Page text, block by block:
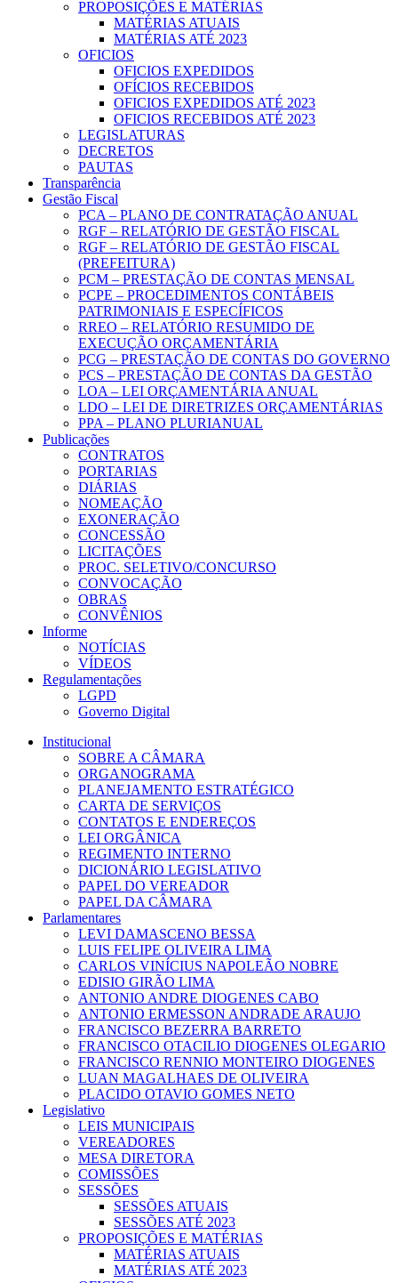
PROPOSIÇÕES E MATÉRIAS
MATÉRIAS ATUAIS
MATÉRIAS ATÉ 2023
OFICIOS
OFICIOS EXPEDIDOS
OFÍCIOS RECEBIDOS
OFICIOS EXPEDIDOS ATÉ 2023
OFICIOS RECEBIDOS ATÉ 2023
LEGISLATURAS
DECRETOS
PAUTAS
Transparência
Gestão Fiscal
PCA – PLANO DE CONTRATAÇÃO ANUAL
RGF – RELATÓRIO DE GESTÃO FISCAL
RGF – RELATÓRIO DE GESTÃO FISCAL
(PREFEITURA)
PCM – PRESTAÇÃO DE CONTAS MENSAL
PCPE – PROCEDIMENTOS CONTÁBEIS
PATRIMONIAIS E ESPECÍFICOS
RREO – RELATÓRIO RESUMIDO DE
EXECUÇÃO ORÇAMENTÁRIA
PCG – PRESTAÇÃO DE CONTAS DO GOVERNO
PCS – PRESTAÇÃO DE CONTAS DA GESTÃO
LOA – LEI ORÇAMENTÁRIA ANUAL
LDO – LEI DE DIRETRIZES ORÇAMENTÁRIAS
PPA – PLANO PLURIANUAL
Publicações
CONTRATOS
PORTARIAS
DIÁRIAS
NOMEAÇÃO
EXONERAÇÃO
CONCESSÃO
LICITAÇÕES
PROC. SELETIVO/CONCURSO
CONVOCAÇÃO
OBRAS
CONVÊNIOS
Informe
NOTÍCIAS
VÍDEOS
Regulamentações
LGPD
Governo Digital
Institucional
SOBRE A CÂMARA
ORGANOGRAMA
PLANEJAMENTO ESTRATÉGICO
CARTA DE SERVIÇOS
CONTATOS E ENDEREÇOS
LEI ORGÂNICA
REGIMENTO INTERNO
DICIONÁRIO LEGISLATIVO
PAPEL DO VEREADOR
PAPEL DA CÂMARA
Parlamentares
LEVI DAMASCENO BESSA
LUIS FELIPE OLIVEIRA LIMA
CARLOS VINÍCIUS NAPOLEÃO NOBRE
EDISIO GIRÃO LIMA
ANTONIO ANDRE DIOGENES CABO
ANTONIO ERMESSON ANDRADE ARAUJO
FRANCISCO BEZERRA BARRETO
FRANCISCO OTACILIO DIOGENES OLEGARIO
FRANCISCO RENNIO MONTEIRO DIOGENES
LUAN MAGALHAES DE OLIVEIRA
PLACIDO OTAVIO GOMES NETO
Legislativo
LEIS MUNICIPAIS
VEREADORES
MESA DIRETORA
COMISSÕES
SESSÕES
SESSÕES ATUAIS
SESSÕES ATÉ 2023
PROPOSIÇÕES E MATÉRIAS
MATÉRIAS ATUAIS
MATÉRIAS ATÉ 2023